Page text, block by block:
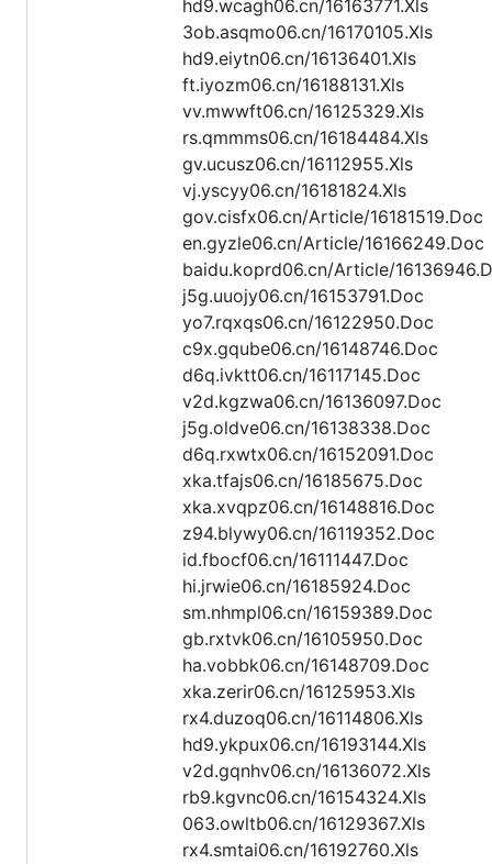
hd9.wcagh06.cn/16163771.Xls
3ob.asqmo06.cn/16170105.Xls
hd9.eiytn06.cn/16136401.Xls
ft.iyozm06.cn/16188131.Xls
vv.mwwft06.cn/16125329.Xls
rs.qmmms06.cn/16184484.Xls
gv.ucusz06.cn/16112955.Xls
vj.yscyy06.cn/16181824.Xls
gov.cisfx06.cn/Article/16181519.Doc
en.gyzle06.cn/Article/16166249.Doc
baidu.koprd06.cn/Article/
j5g.uuojy06.cn/16153791.Doc
yo7.rqxqs06.cn/16122950.Doc
c9x.gqube06.cn/16148746.Doc
d6q.ivktt06.cn/16117145.Doc
v2d.kgzwa06.cn/16136097.Doc
j5g.oldve06.cn/16138338.Doc
d6q.rxwtx06.cn/16152091.Doc
xka.tfajs06.cn/16185675.Doc
xka.xvqpz06.cn/16148816.Doc
z94.blywy06.cn/16119352.Doc
id.fbocf06.cn/16111447.Doc
hi.jrwie06.cn/16185924.Doc
sm.nhmpl06.cn/16159389.Doc
gb.rxtvk06.cn/16105950.Doc
ha.vobbk06.cn/16148709.Doc
xka.zerir06.cn/16125953.Xls
rx4.duzoq06.cn/16114806.Xls
hd9.ykpux06.cn/16193144.Xls
v2d.gqnhv06.cn/16136072.Xls
rb9.kgvnc06.cn/16154324.Xls
063.owltb06.cn/16129367.Xls
rx4.smtai06.cn/16192760.Xls